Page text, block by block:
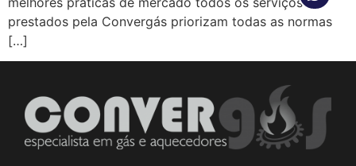
prestados pela Convergás priorizam todas as normas
[…]